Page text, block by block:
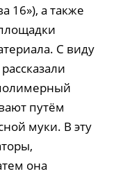
16»), а также
С виду
путём
муки. В эту
она